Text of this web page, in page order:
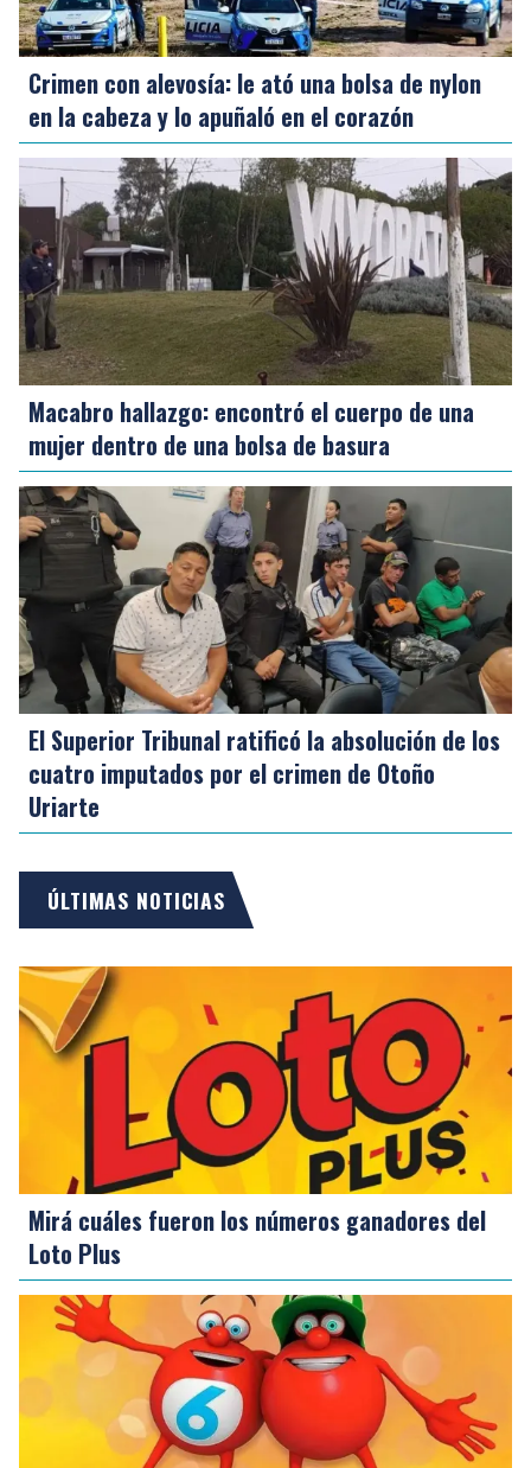
Crimen con alevosía: le ató una bolsa de nylon
en la cabeza y lo apuñaló en el corazón
Macabro hallazgo: encontró el cuerpo de una
mujer dentro de una bolsa de basura
El Superior Tribunal ratificó la absolución de los
cuatro imputados por el crimen de Otoño
Uriarte
ÚLTIMAS NOTICIAS
Mirá cuáles fueron los números ganadores del
Loto Plus